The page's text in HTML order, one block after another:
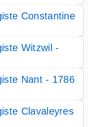
Constantine
Witzwil -
Nant - 1786
Clavaleyres